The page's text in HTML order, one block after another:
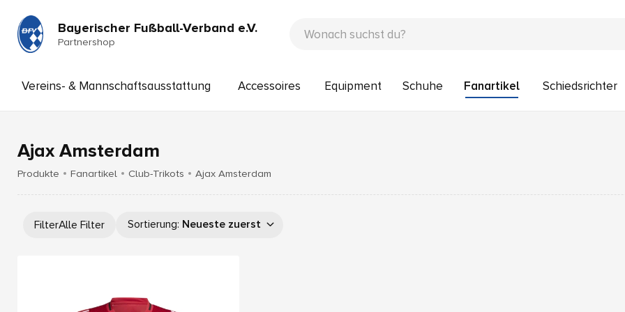
Bayerischer Fußball-Verband e.V.
Partnershop
Vereins- & Mannschaftsausstattung Accessoires Equipment Schuhe Fanartikel Schiedsrichter
Ajax Amsterdam
Produkte Fanartikel Club-Trikots Ajax Amsterdam
FilterAlle Filter Sortierung: Neueste zuerst